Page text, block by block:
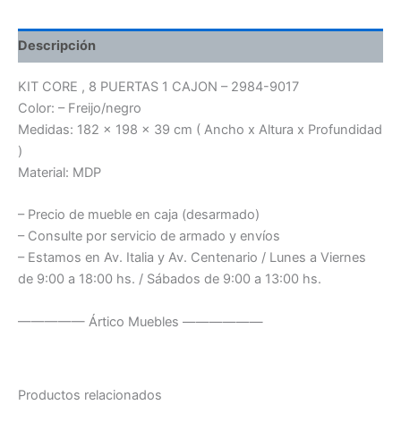
Descripción
KIT CORE , 8 PUERTAS 1 CAJON – 2984-9017
Color: – Freijo/negro
Medidas: 182 x 198 x 39 cm ( Ancho x Altura x Profundidad
)
Material: MDP
– Precio de mueble en caja (desarmado)
– Consulte por servicio de armado y envíos
– Estamos en Av. Italia y Av. Centenario / Lunes a Viernes
de 9:00 a 18:00 hs. / Sábados de 9:00 a 13:00 hs.
————— Ártico Muebles ——————
Productos relacionados